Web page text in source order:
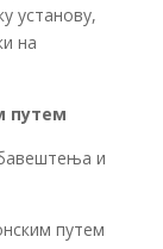
установу,
на
путем
и
путем